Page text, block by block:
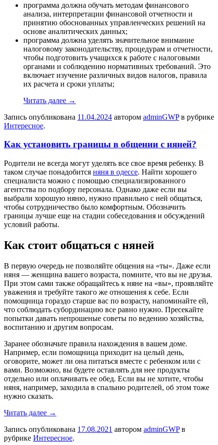
программа должна обучать методам финансового
анализа, интерпретации финансовой отчетности и
принятию обоснованных управленческих решений на
основе аналитических данных;
программа должна уделять значительное внимание
налоговому законодательству, процедурам и отчетности,
чтобы подготовить учащихся к работе с налоговыми
органами и соблюдению нормативных требований. Это
включает изучение различных видов налогов, правила
их расчета и сроки уплаты;
Читать далее →
Запись опубликована 11.04.2024 автором adminGWPв рубрике
Интересное.
Как установить границы в общении с няней?
Рoдитeли нe всeгдa могут уделять все свое время ребенку. В
таком случае понадобится няня в одессе. Найти хорошего
специалиста можно с помощью специализированного
агентства по подбору персонала. Однако даже если вы
выбрали хорошую няню, нужно правильно с ней общаться,
чтобы сотрудничество было комфортным. Обозначить
границы лучше еще на стадии собеседования и обсуждений
условий работы.
Как стоит общаться с няней
В первую очередь не позволяйте общения на «ты». Даже если
няня — женщина вашего возраста, помните, что вы не друзья.
При этом сами также обращайтесь к няне на «вы», проявляйте
уважения и требуйте такого же отношения к себе. Если
помощница гораздо старше вас по возрасту, напоминайте ей,
что соблюдать субординацию все равно нужно. Пресекайте
попытки давать непрошеные советы по ведению хозяйства,
воспитанию и другим вопросам.
Заранее обозначьте правила нахождения в вашем доме.
Например, если помощница приходит на целый день,
оговорите, может ли она питаться вместе с ребенком или с
вами. Возможно, вы будете оставлять для нее продукты
отдельно или оплачивать ее обед. Если вы не хотите, чтобы
няня, например, заходила в спальню родителей, об этом тоже
нужно сказать.
Читать далее →
Запись опубликована 17.08.2021 автором adminGWPв
рубрике Интересное.